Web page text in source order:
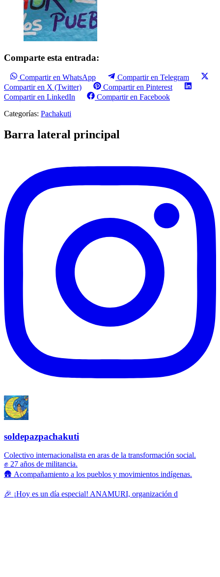
Comparte esta entrada:
Compartir en WhatsApp
Compartir en Telegram
Compartir en X (Twitter)
Compartir en Pinterest
Compartir en LinkedIn
Compartir en Facebook
Categorías: Pachakuti
Barra lateral principal
soldepazpachakuti
Colectivo internacionalista en aras de la transformación social.
✊ 27 años de militancia.
🛖 Acompañamiento a los pueblos y movimientos indígenas.
🎉 ¡Hoy es un día especial! ANAMURI, organización d